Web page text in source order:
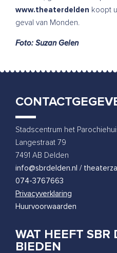
www.theaterdelden koopt
geval van Monden.
Foto: Suzan Gelen
Stadscentrum het
Langestraat 79
7491 AB Delden
info@sbrdelden.nl /
074-3767663
Privacyverklaring
Huurvoorwaarden
WAT HEEFT SBR
BIEDEN